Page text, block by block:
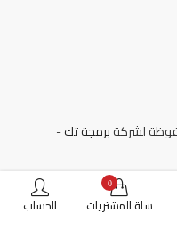
برمجة تك-
0
سلة المشتريات الحساب